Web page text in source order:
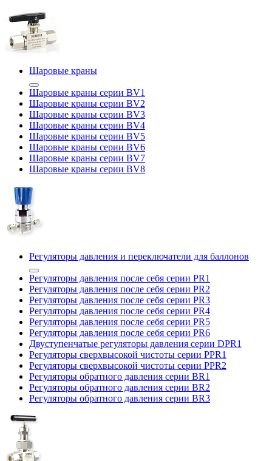
Шаровые краны
Шаровые краны серии BV1
Шаровые краны серии BV2
Шаровые краны серии BV3
Шаровые краны серии BV4
Шаровые краны серии BV5
Шаровые краны серии BV6
Шаровые краны серии BV7
Шаровые краны серии BV8
Регуляторы давления и переключатели для баллонов
Регуляторы давления после себя серии PR1
Регуляторы давления после себя серии PR2
Регуляторы давления после себя серии PR3
Регуляторы давления после себя серии PR4
Регуляторы давления после себя серии PR5
Регуляторы давления после себя серии PR6
Двуступенчатые регуляторы давления серии DPR1
Регуляторы сверхвысокой чистоты серии PPR1
Регуляторы сверхвысокой чистоты серии PPR2
Регуляторы обратного давления серии BR1
Регуляторы обратного давления серии BR2
Регуляторы обратного давления серии BR3